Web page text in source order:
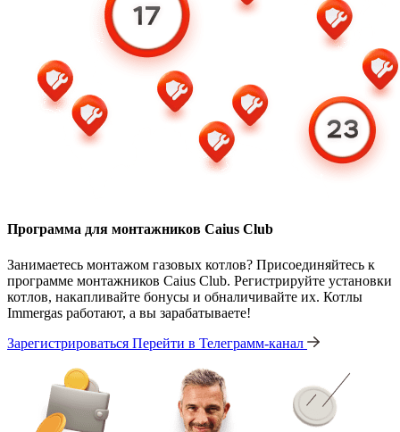
Программа для монтажников Caius Club
Занимаетесь монтажом газовых котлов? Присоединяйтесь к
программе монтажников Caius Club. Регистрируйте установки
котлов, накапливайте бонусы и обналичивайте их. Котлы
Immergas работают, а вы зарабатываете!
Зарегистрироваться Перейти в Телеграмм-канал